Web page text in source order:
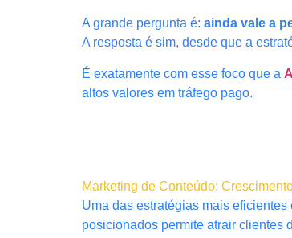
A grande pergunta é: ainda vale a
A resposta é sim, desde que a
É exatamente com esse foco que a
altos valores em tráfego pago.
Marketing de Conteúdo:
Uma das estratégias mais
posicionados permite atrair clientes